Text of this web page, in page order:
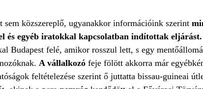
közszereplő, ugyanakkor információink szerint
és egyéb iratokkal kapcsolatban indítottak eljárást.
Budapest felé, amikor rosszul lett, s egy
A vállalkozó feje fölött akkorra már
feltételezése szerint ő juttatta bissau-guineai